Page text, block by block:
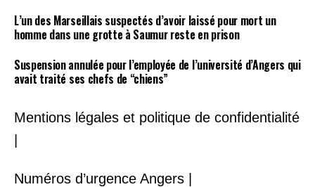
L’un des Marseillais suspectés d’avoir laissé pour mort un
homme dans une grotte à Saumur reste en prison
Suspension annulée pour l’employée de l’université d’Angers qui
avait traité ses chefs de “chiens”
Mentions légales et politique de confidentialité
Numéros d’urgence Angers |